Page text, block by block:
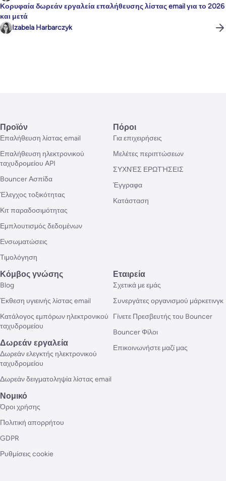
Κορυφαία δωρεάν εργαλεία επαλήθευσης λίστας email για το 2026
και μετά
Izabela Harbarczyk
Προϊόν
Επαλήθευση λίστας email
Επαλήθευση ηλεκτρονικού
ταχυδρομείου API
Bouncer Ασπίδα
Έλεγχος τοξικότητας
Κιτ παραδοσιμότητας
Εμπλουτισμός δεδομένων
Ενσωματώσεις
Τιμολόγηση
Πόροι
Για επιχειρήσεις
Μελέτες περιπτώσεων
ΣΥΧΝΈΣ ΕΡΩΤΉΣΕΙΣ
Έγγραφα
Κατάσταση
Κόμβος γνώσης
Blog
Έκθεση υγιεινής λίστας email
Κατάλογος εμπόρων ηλεκτρονικού
ταχυδρομείου
Δωρεάν εργαλεία
Δωρεάν ελεγκτής ηλεκτρονικού
ταχυδρομείου
Δωρεάν δειγματοληψία λίστας email
Εταιρεία
Σχετικά με εμάς
Συνεργάτες οργανισμού μάρκετινγκ
Γίνετε Πρεσβευτής του Bouncer
Bouncer Φίλοι
Επικοινωνήστε μαζί μας
Νομικό
Όροι χρήσης
Πολιτική απορρήτου
GDPR
Ρυθμίσεις cookie